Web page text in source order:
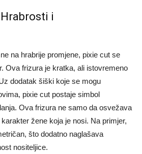
i
na hrabrije promjene, pixie cut se
Ova frizura je kratka, ali istovremeno
dodatak šiški koje se mogu
pixie cut postaje simbol
Ova frizura ne samo da osvežava
žene koja je nosi. Na primjer,
što dodatno naglašava
nositeljice.